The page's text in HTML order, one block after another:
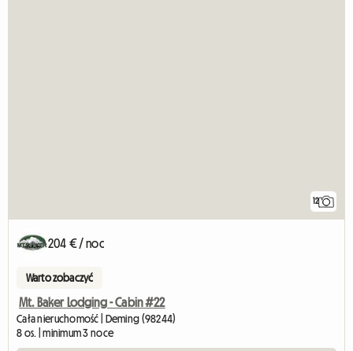
12
204 € / noc
Warto zobaczyć
Mt. Baker Lodging - Cabin #22
Cała nieruchomość | Deming (98244)
8 os. | minimum 3 noce